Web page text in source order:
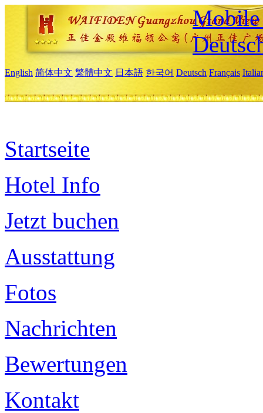
Mobile
English 简体中文 繁體中文 日本語 한국어 Deutsch Français
Startseite
Hotel Info
Jetzt buchen
Ausstattung
Fotos
Nachrichten
Bewertungen
Kontakt